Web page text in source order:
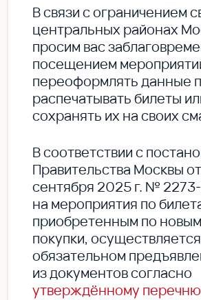
В cвязи с ограничением
центральных районах
просим вас
посещением
переоформлять данные
распечатывать билеты
сохранять их на своих
В соответствии с
Правительства Москвы
сентября 2025 г. №
на мероприятия по
приобретенным по
покупки,
обязательном
из документов согласно
утверждённому перечню